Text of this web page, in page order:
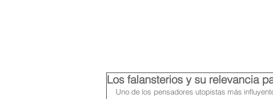
Los falansterios y su relevancia
Uno de los pensadores utopistas más